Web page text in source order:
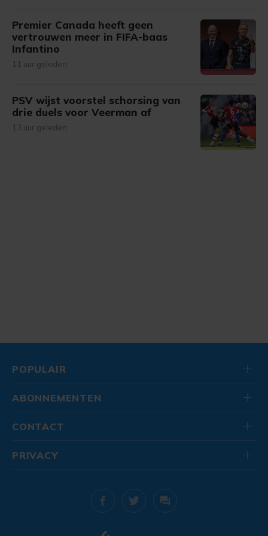
Premier Canada heeft geen
vertrouwen meer in FIFA-baas
Infantino
11 uur geleden
PSV wijst voorstel schorsing van
drie duels voor Veerman af
13 uur geleden
POPULAIR
ABONNEMENTEN
CONTACT
PRIVACY